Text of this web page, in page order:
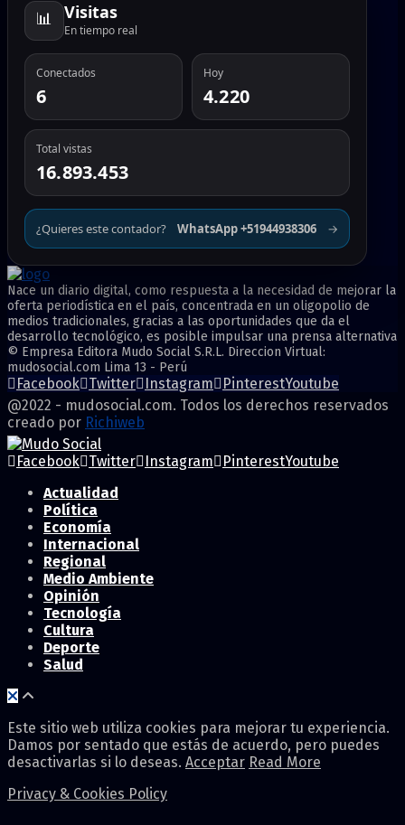
📊 Visitas
En tiempo real
Conectados
6
Hoy
4.220
Total vistas
16.893.453
¿Quieres este contador? WhatsApp +51944938306 →
Nace un diario digital, como respuesta a la necesidad de mejorar la
oferta periodística en el país, concentrada en un oligopolio de
medios tradicionales, gracias a las oportunidades que da el
desarrollo tecnológico, es posible impulsar una prensa alternativa
© Empresa Editora Mudo Social S.R.L. Direccion Virtual:
mudosocial.com Lima 13 - Perú
Facebook Twitter Instagram PinterestYoutube
@2022 - mudosocial.com. Todos los derechos reservados
creado por Richiweb
Facebook Twitter Instagram PinterestYoutube
Actualidad
Política
Economía
Internacional
Regional
Medio Ambiente
Opinión
Tecnología
Cultura
Deporte
Salud
Este sitio web utiliza cookies para mejorar tu experiencia.
Damos por sentado que estás de acuerdo, pero puedes
desactivarlas si lo deseas. Acceptar Read More
Privacy & Cookies Policy